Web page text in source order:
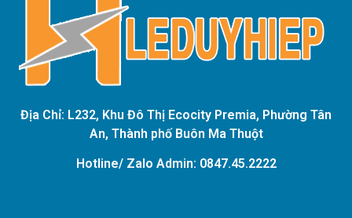
Địa Chỉ: L232, Khu Đô Thị Ecocity Premia, Phường Tân
An, Thành phố Buôn Ma Thuột
Hotline/ Zalo Admin: 0847.45.2222